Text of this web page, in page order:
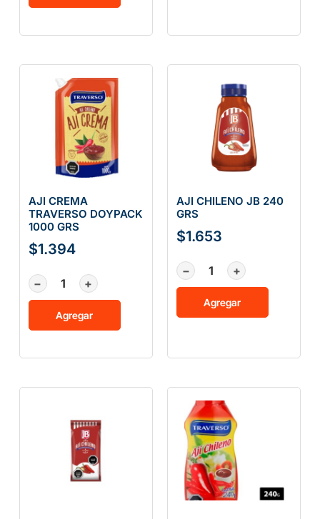
AJI CREMA
TRAVERSO DOYPACK
1000 GRS
$1.394
− +
Agregar
AJI CHILENO JB 240
GRS
$1.653
− +
Agregar